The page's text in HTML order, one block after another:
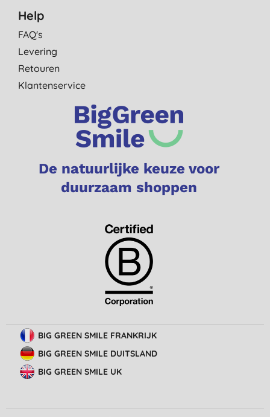
Help
FAQ's
Levering
Retouren
Klantenservice
De natuurlijke keuze voor
duurzaam shoppen
BIG GREEN SMILE FRANKRIJK
BIG GREEN SMILE DUITSLAND
BIG GREEN SMILE UK